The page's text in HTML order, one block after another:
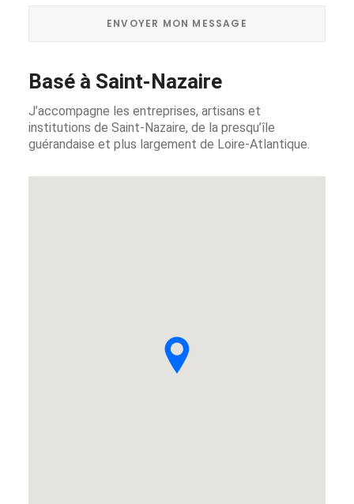
Basé à Saint-Nazaire
J’accompagne les entreprises, artisans et
institutions de Saint-Nazaire, de la presqu’île
guérandaise et plus largement de Loire-Atlantique.